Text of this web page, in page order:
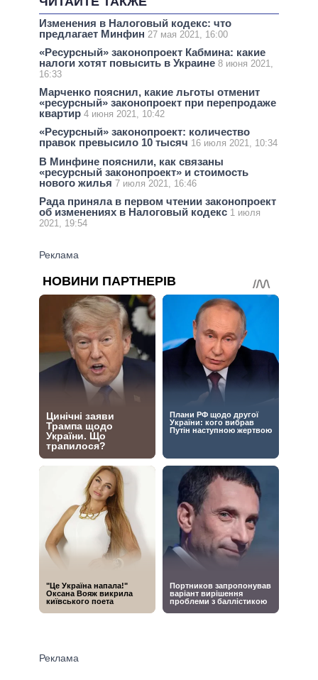
Изменения в Налоговый кодекс: что
предлагает Минфин 27 мая 2021, 16:00
«Ресурсный» законопроект Кабмина: какие
налоги хотят повысить в Украине 8 июня 2021,
16:33
Марченко пояснил, какие льготы отменит
«ресурсный» законопроект при перепродаже
квартир 4 июня 2021, 10:42
«Ресурсный» законопроект: количество
правок превысило 10 тысяч 16 июля 2021, 10:34
В Минфине пояснили, как связаны
«ресурсный законопроект» и стоимость
нового жилья 7 июля 2021, 16:46
Рада приняла в первом чтении законопроект
об изменениях в Налоговый кодекс 1 июля
2021, 19:54